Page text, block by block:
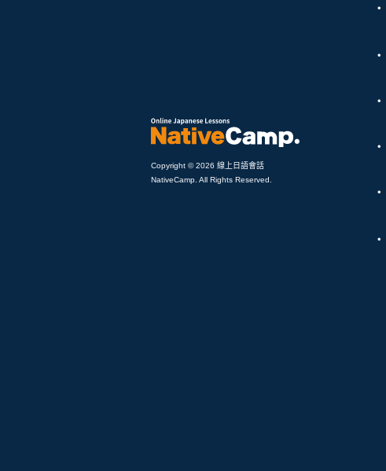
Copyright © 2026 線上日語會話
NativeCamp. All Rights Reserved.